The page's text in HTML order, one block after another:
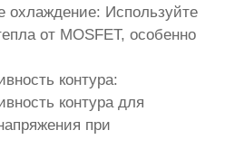
охлаждение: Используйте
от MOSFET, особенно
контура:
контура для
при